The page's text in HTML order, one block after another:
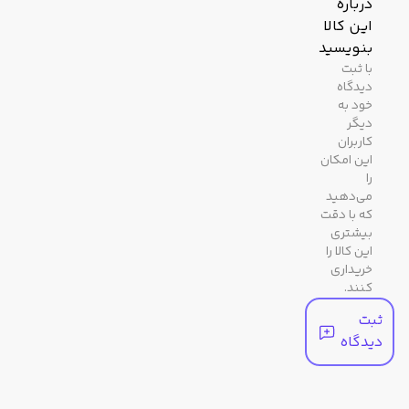
بدنه
رنگ
صفحه
سرمه ای
جنس
شیشه
معدنی
رنگ
سرمه ای
مشخصات عملکردی
کرنومتر1/100 ثانیه
درباره
این کالا
بنویسید
با ثبت
دیدگاه
خود به
دیگر
کاربران
این امکان
را
می‌دهید
که با دقت
بیشتری
این کالا را
خریداری
کنند.
ثبت
دیدگاه